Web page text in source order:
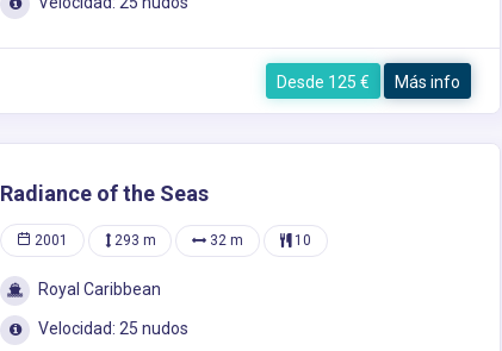
Desde 125 € Más info
Radiance of the Seas
2001 293 m 32 m 10
Royal Caribbean
Velocidad: 25 nudos